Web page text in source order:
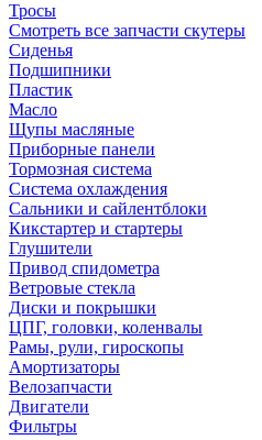
Тросы
Смотреть все запчасти скутеры
Сиденья
Подшипники
Пластик
Масло
Щупы масляные
Приборные панели
Тормозная система
Система охлаждения
Сальники и сайлентблоки
Кикстартер и стартеры
Глушители
Привод спидометра
Ветровые стекла
Диски и покрышки
ЦПГ, головки, коленвалы
Рамы, рули, гироскопы
Амортизаторы
Велозапчасти
Двигатели
Фильтры